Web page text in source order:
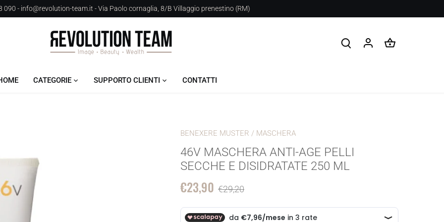
090 - info@revolution-team.it - Via Paolo cornaglia, 8/B Villaggio prenestino (RM)
CATEGORIE SUPPORTO CLIENTI CONTATTI
BENEXERE MUSTER / MASCHERA
46V MASCHERA ANTI-AGE PELLI
SECCHE E DISIDRATATE 250 ML
€23,90 €29,20